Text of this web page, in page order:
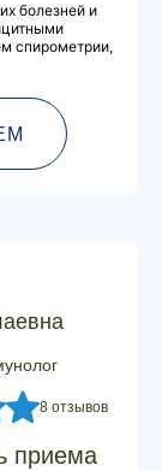
болезней и
спирометрии,
8 отзывов
приема